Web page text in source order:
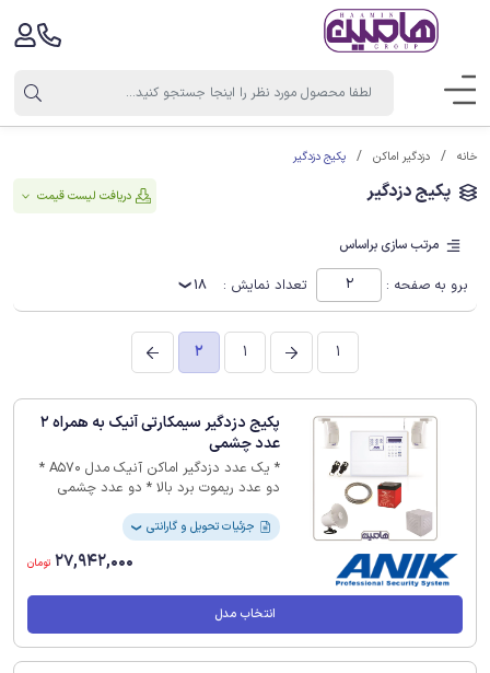
خانه دزدگیر اماکن پکیج دزدگیر
پکیج دزدگیر دریافت لیست قیمت
مرتب سازی براساس
برو به صفحه : تعداد نمایش : 18
1
1
2
پکیج دزدگیر سیمکارتی آنیک به همراه 2
عدد چشمی
* یک عدد دزدگیر اماکن آنیک مدل A570 *
دو عدد ریموت برد بالا * دو عدد چشمی
بلندگو * 10 متر سیم 2 زوج
جزئیات تحویل و گارانتی ❯
27,942,000 تومان
انتخاب مدل